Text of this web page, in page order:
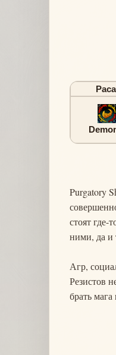
Раса
Purgatory
стоят где-
ними, да и
Агр,
Резистов
брать